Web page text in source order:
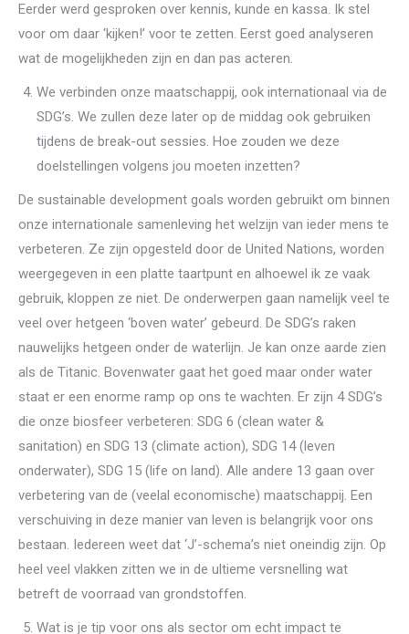
Eerder werd gesproken over kennis, kunde en kassa. Ik stel
voor om daar ‘kijken!’ voor te zetten. Eerst goed analyseren
wat de mogelijkheden zijn en dan pas acteren.
We verbinden onze maatschappij, ook internationaal via de
SDG’s. We zullen deze later op de middag ook gebruiken
tijdens de break-out sessies. Hoe zouden we deze
doelstellingen volgens jou moeten inzetten?
De sustainable development goals worden gebruikt om binnen
onze internationale samenleving het welzijn van ieder mens te
verbeteren. Ze zijn opgesteld door de United Nations, worden
weergegeven in een platte taartpunt en alhoewel ik ze vaak
gebruik, kloppen ze niet. De onderwerpen gaan namelijk veel te
veel over hetgeen ‘boven water’ gebeurd. De SDG’s raken
nauwelijks hetgeen onder de waterlijn. Je kan onze aarde zien
als de Titanic. Bovenwater gaat het goed maar onder water
staat er een enorme ramp op ons te wachten. Er zijn 4 SDG’s
die onze biosfeer verbeteren: SDG 6 (clean water &
sanitation) en SDG 13 (climate action), SDG 14 (leven
onderwater), SDG 15 (life on land). Alle andere 13 gaan over
verbetering van de (veelal economische) maatschappij. Een
verschuiving in deze manier van leven is belangrijk voor ons
bestaan. Iedereen weet dat ‘J’-schema’s niet oneindig zijn. Op
heel veel vlakken zitten we in de ultieme versnelling wat
betreft de voorraad van grondstoffen.
Wat is je tip voor ons als sector om echt impact te